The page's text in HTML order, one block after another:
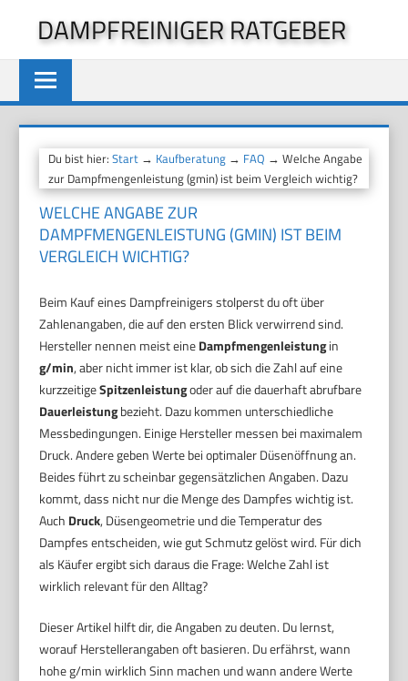
springen
DAMPFREINIGER RATGEBER
Du bist hier:Start → Kaufberatung → FAQ → Welche Angabe
zur Dampfmengenleistung (gmin) ist beim Vergleich wichtig?
WELCHE ANGABE ZUR
DAMPFMENGENLEISTUNG (GMIN) IST BEIM
VERGLEICH WICHTIG?
Beim Kauf eines Dampfreinigers stolperst du oft über
Zahlenangaben, die auf den ersten Blick verwirrend sind.
Hersteller nennen meist eineDampfmengenleistungin
g/min, aber nicht immer ist klar, ob sich die Zahl auf eine
kurzzeitigeSpitzenleistungoder auf die dauerhaft abrufbare
Dauerleistungbezieht. Dazu kommen unterschiedliche
Messbedingungen. Einige Hersteller messen bei maximalem
Druck. Andere geben Werte bei optimaler Düsenöffnung an.
Beides führt zu scheinbar gegensätzlichen Angaben. Dazu
kommt, dass nicht nur die Menge des Dampfes wichtig ist.
Auch Druck, Düsengeometrie und die Temperatur des
Dampfes entscheiden, wie gut Schmutz gelöst wird. Für dich
als Käufer ergibt sich daraus die Frage: Welche Zahl ist
wirklich relevant für den Alltag?
Dieser Artikel hilft dir, die Angaben zu deuten. Du lernst,
worauf Herstellerangaben oft basieren. Du erfährst, wann
hohe g/min wirklich Sinn machen und wann andere Werte